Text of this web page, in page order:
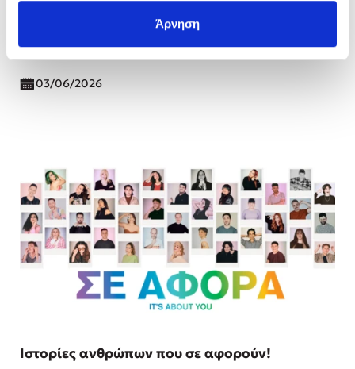
Άρνηση
Σημειώστε την ημερομηνία!Διαβάστε περισσότερα
03/06/2026
Ιστορίες ανθρώπων που σε αφορούν!